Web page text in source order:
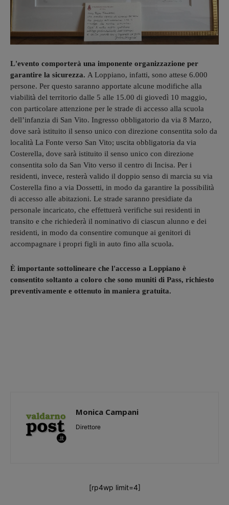
L'evento comporterà una imponente organizzazione per
garantire la sicurezza. A Loppiano, infatti, sono attese 6.000
persone. Per questo saranno apportate alcune modifiche alla
viabilità del territorio dalle 5 alle 15.00 di giovedì 10 maggio,
con particolare attenzione per le strade di accesso alla scuola
dell’infanzia di San Vito. Ingresso obbligatorio da via 8 Marzo,
dove sarà istituito il senso unico con direzione consentita solo da
località La Fonte verso San Vito; uscita obbligatoria da via
Costerella, dove sarà istituito il senso unico con direzione
consentita solo da San Vito verso il centro di Incisa. Per i
residenti, invece, resterà valido il doppio senso di marcia su via
Costerella fino a via Dossetti, in modo da garantire la possibilità
di accesso alle abitazioni. Le strade saranno presidiate da
personale incaricato, che effettuerà verifiche sui residenti in
transito e che richiederà il nominativo di ciascun alunno e dei
residenti, in modo da consentire comunque ai genitori di
accompagnare i propri figli in auto fino alla scuola.
È importante sottolineare che l'accesso a Loppiano è
consentito soltanto a coloro che sono muniti di Pass, richiesto
preventivamente e ottenuto in maniera gratuita.
Monica Campani
Direttore
[rp4wp limit=4]